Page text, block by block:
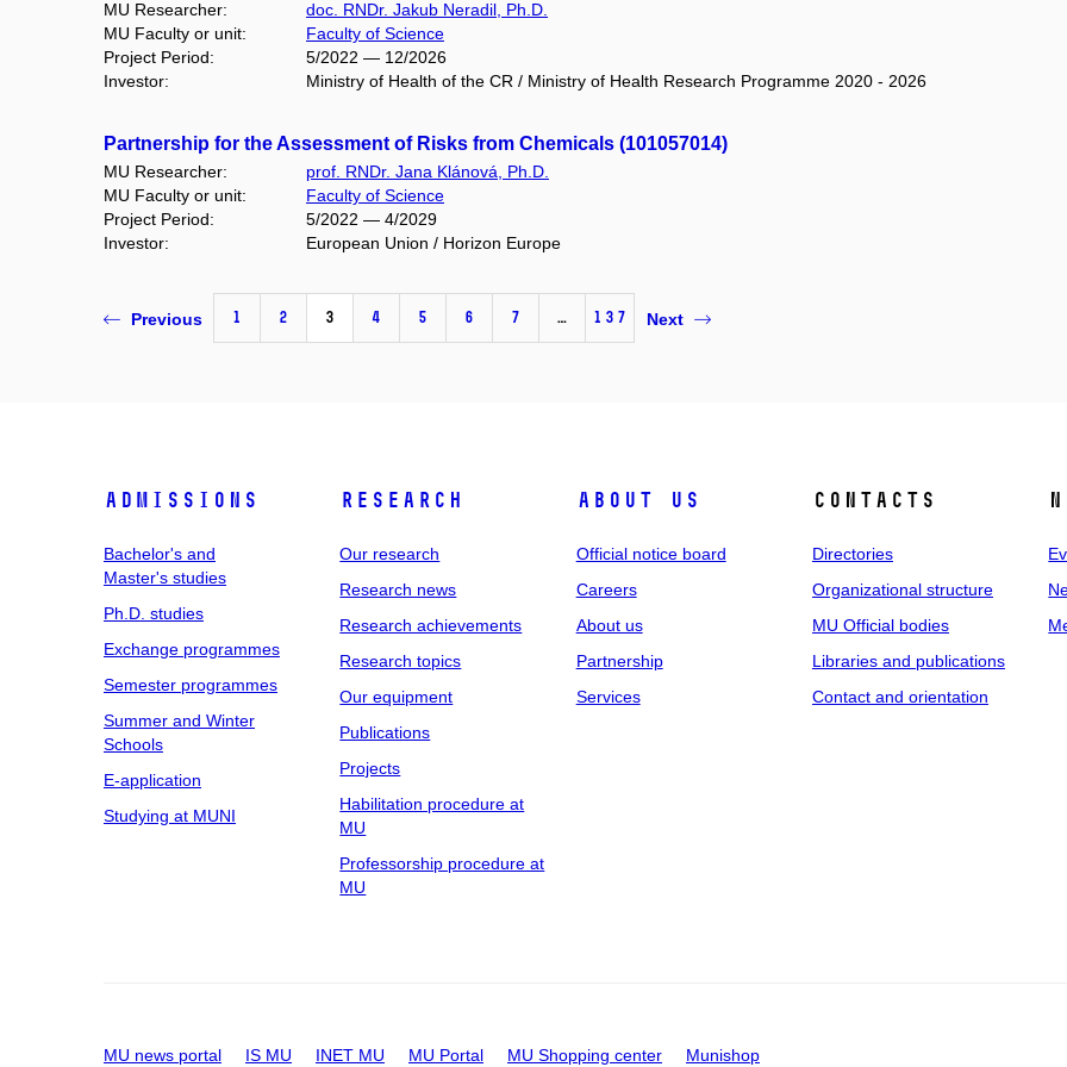
MU Researcher:
doc. RNDr. Jakub Neradil, Ph.D.
MU Faculty or unit:
Faculty of Science
Project Period:
5/2022 — 12/2026
Investor:
Ministry of Health of the CR / Ministry of Health Research Programme 2020 - 2026
Partnership for the Assessment of Risks from Chemicals (101057014)
MU Researcher:
prof. RNDr. Jana Klánová, Ph.D.
MU Faculty or unit:
Faculty of Science
Project Period:
5/2022 — 4/2029
Investor:
European Union / Horizon Europe
Previous 1 2 3 4 5 6 7 … 137 Next
Admissions
Bachelor's and
Master's studies
Ph.D. studies
Exchange programmes
Semester programmes
Summer and Winter
Schools
E-application
Studying at MUNI
Research
Our research
Research news
Research achievements
Research topics
Our equipment
Publications
Projects
Habilitation procedure at
MU
Professorship procedure at
MU
About us
Official notice board
Careers
About us
Partnership
Services
Contacts
Directories
Organizational structure
MU Official bodies
Libraries and publications
Contact and orientation
MU news portal IS MU INET MU MU Portal MU Shopping center Munishop